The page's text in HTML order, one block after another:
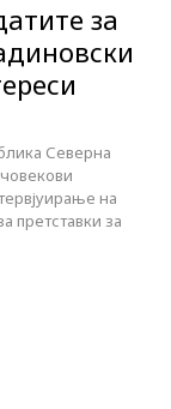
за
Северна
на
претставки за